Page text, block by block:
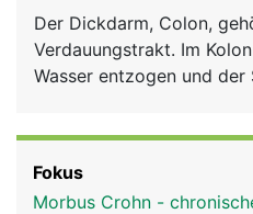
News
Rubriken
Der Dickdarm, Colon,
Verdauungstrakt. Im
Wasser entzogen und
Fokus
Morbus Crohn -